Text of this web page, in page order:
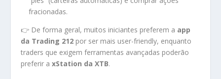
fracionadas.
👉 De forma geral, muitos iniciantes preferem a app
da Trading 212 por ser mais user-friendly, enquanto
traders que exigem ferramentas avançadas poderão
preferir axStation da XTB.